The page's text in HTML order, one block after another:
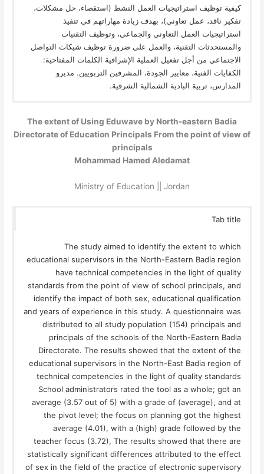
كيفية توظيف استراتيجيات العمل النشط (استقصاء، حل مشكلات،
تفكير ناقد، عمل تعاوني)، بهدف زيادة مهاراتهم في تنفيذ
استراتيجيات العمل التعاوني والجماعي، وتوظيف التقنيات
والمستحدثات التقنية، والعمل على ضرورة توظيف شيكات التواصل
الاجتماعي من أجل تفعيل العملية الإشرافية الكلمات المفتاحية:
الكفايات الفنية. معايير الجودة، المشرفين التربويين. مديرو
المدارس، تربية البادية الشمالية الشرقية.
The extent of Using Eduwave by North-eastern Badia
Directorate of Education Principals From the point of view of
principals
Mohammad Hamed Aledamat
Ministry of Education || Jordan
Tab title
The study aimed to identify the extent to which
educational supervisors in the North-Eastern Badia region
have technical competencies in the light of quality
standards from the point of view of school principals, and
identify the impact of both sex, educational qualification
and years of experience in this study. A questionnaire was
distributed to all study population (154) principals and
principals of the schools of the North-Eastern Badia
Directorate. The results showed that the extent of the
educational supervisors in the North-East Badia region of
technical competencies in the light of quality standards
School administrators rated the tool as a whole; got an
average (3.57 out of 5) with a grade of (average), and at
the pivot level; the focus on planning got the highest
average (4.01), with a (high) grade followed by the
teacher focus (3.72), The results showed that there are
statistically significant differences attributed to the effect
of sex in the field of the practice of electronic supervisory